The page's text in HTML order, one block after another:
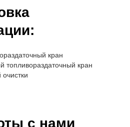
кран
топливораздаточный кран
с нами